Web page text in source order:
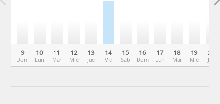
9
Dom
10
Lun
11
Mar
12
Mié
13
Jue
14
Vie
15
Sáb
16
Dom
17
Lun
18
Mar
19
Mié
20
Jue